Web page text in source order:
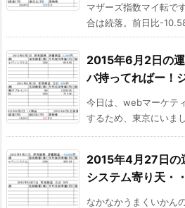
マザーズ指数マイ転で
合は続落。前日比-
2015年6月2日の
バ持ってればー！
今日は、webマーケテ
するため、東京にいま
2015年4月27日の
システム寄り天・
なかなかうまくいかん